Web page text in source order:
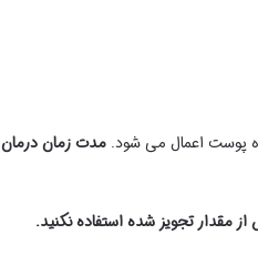
پوست اعمال می شود.مدت زمان درمان
مقدار تجویز شده استفاده نکنید.